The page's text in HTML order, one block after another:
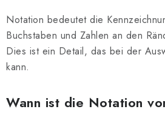
Notation bedeutet die
Buchstaben und Zahlen an den
Dies ist ein Detail, das bei der
kann.
Wann ist die Notation